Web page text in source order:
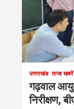
उत्तराखंड ताजा खबरें
गढ़वाल
निरीक्षण,